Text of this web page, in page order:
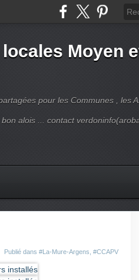
Moyen
pour les Communes , les
alois ... contact
Publié dans #La-Mure-Argens #CCAPV